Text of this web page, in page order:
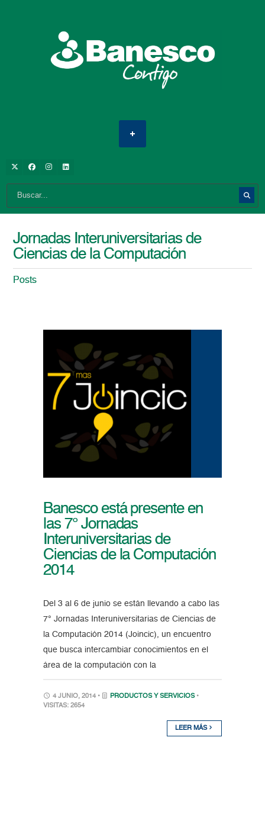
Jornadas Interuniversitarias de
Ciencias de la Computación
Posts
Banesco está presente en
las 7° Jornadas
Interuniversitarias de
Ciencias de la Computación
2014
Del 3 al 6 de junio se están llevando a cabo las
7° Jornadas Interuniversitarias de Ciencias de
la Computación 2014 (Joincic), un encuentro
que busca intercambiar conocimientos en el
área de la computación con la
4 JUNIO, 2014 • PRODUCTOS Y SERVICIOS •
VISITAS: 2654
LEER MÁS